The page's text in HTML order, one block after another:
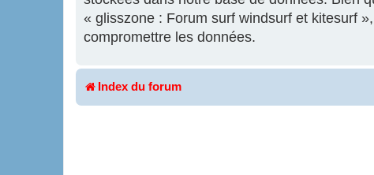
« glisszone : Forum surf windsurf et kitesurf
compromettre les données.
Index du forum